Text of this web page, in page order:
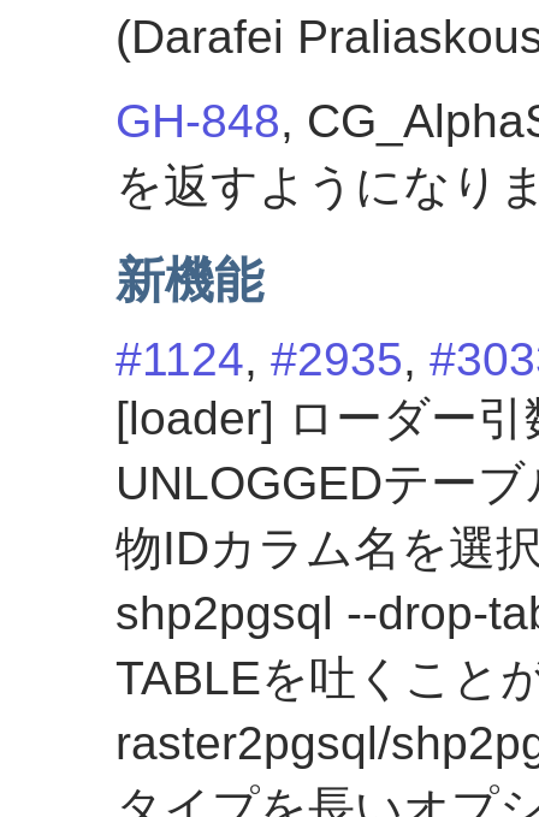
(Darafei
GH-848,
を返すようになり
新機能
#1124, #2935,
[loader] ローダー
UNLOGGEDテー
物IDカラム名を選
shp2pgsql --drop-
TABLEを吐くこと
raster2pgsql/